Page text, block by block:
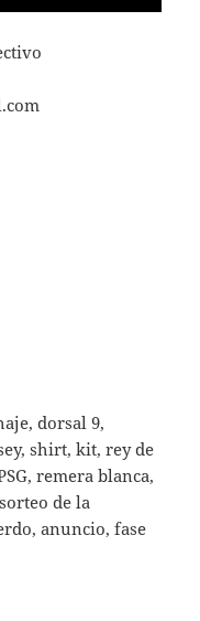
dorsal 9,
shirt, kit, rey de
remera blanca,
de la
anuncio, fase